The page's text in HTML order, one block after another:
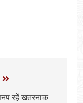
रहें खतरनाक